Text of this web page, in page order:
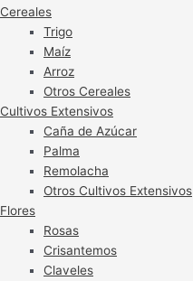
Cereales
Trigo
Maíz
Arroz
Otros Cereales
Cultivos Extensivos
Caña de Azúcar
Palma
Remolacha
Otros Cultivos Extensivos
Flores
Rosas
Crisantemos
Claveles